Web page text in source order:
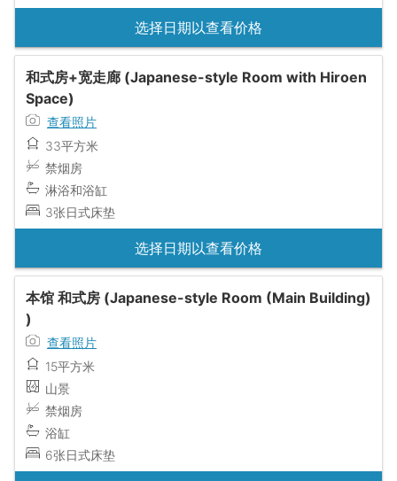
选择日期以查看价格
和式房+宽走廊 (Japanese-style Room with Hiroen
Space)
查看照片
33平方米
禁烟房
淋浴和浴缸
3张日式床垫
选择日期以查看价格
本馆 和式房 (Japanese-style Room (Main Building)
)
查看照片
15平方米
山景
禁烟房
浴缸
6张日式床垫